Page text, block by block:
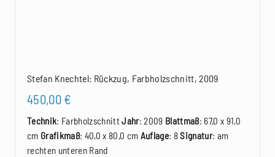
Stefan Knechtel: Rückzug, Farbholzschnitt, 2009
450,00 €
Technik: FarbholzschnittJahr: 2009 Blattmaß: 67,0 x 91,0
cm Grafikmaß: 40,0 x 80,0 cm Auflage: 8Signatur: am
rechten unteren Rand